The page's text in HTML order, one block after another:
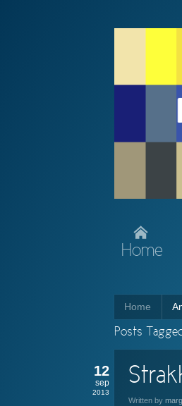
Home
Home
Posts Tagged
12
sep
2013
Written by